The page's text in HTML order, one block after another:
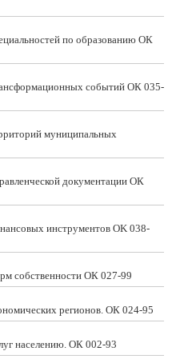
по образованию ОК
событий ОК 035-
муниципальных
документации ОК
инструментов OK 038-
собственности ОК 027-99
регионов. ОК 024-95
населению. ОК 002-93